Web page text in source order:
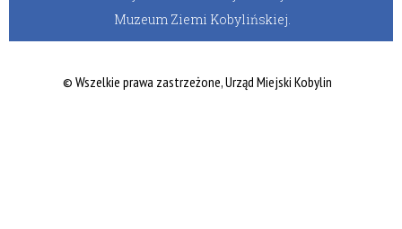
Muzeum Ziemi Kobylińskiej.
© Wszelkie prawa zastrzeżone, Urząd Miejski Kobylin